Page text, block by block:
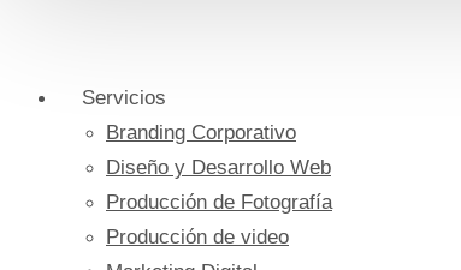
Servicios
Branding Corporativo
Diseño y Desarrollo Web
Producción de Fotografía
Producción de video